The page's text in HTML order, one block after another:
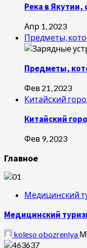
Река в
Апр 1, 2023
Предметы,
Предметы,
Фев 21, 2023
Китайский
Китайский
Фев 9, 2023
Главное
Медицинский
Медицинский
koleso obozreniya